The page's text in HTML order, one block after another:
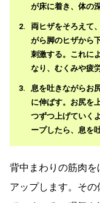
が床に着き、体の
両ヒザをそろえて
がら脚のヒザから
刺激する。これに
なり、むくみや疲
息を吐きながらお
に伸ばす。お尻を
つずつ上げていく
ープしたら、息を
背中まわりの筋肉
アップします。そ